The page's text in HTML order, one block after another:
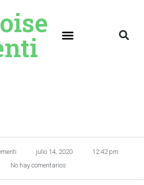
julio 14, 2020
12:42 pm
No hay comentarios